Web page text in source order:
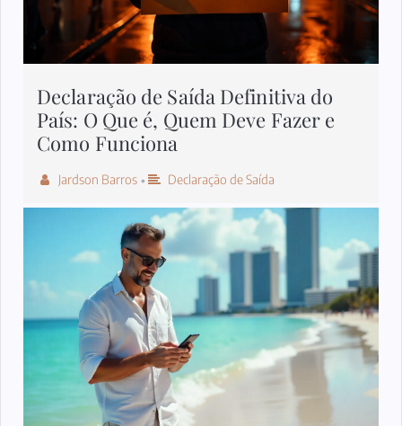
Declaração de Saída Definitiva do
País: O Que é, Quem Deve Fazer e
Como Funciona
Jardson Barros • Declaração de Saída